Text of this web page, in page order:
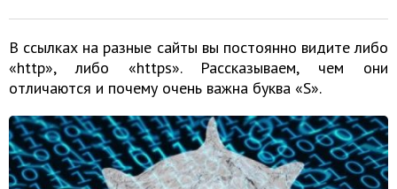
В ссылках на разные сайты вы постоянно видите либо
«http», либо «https». Рассказываем, чем они
отличаются и почему очень важна буква «S».